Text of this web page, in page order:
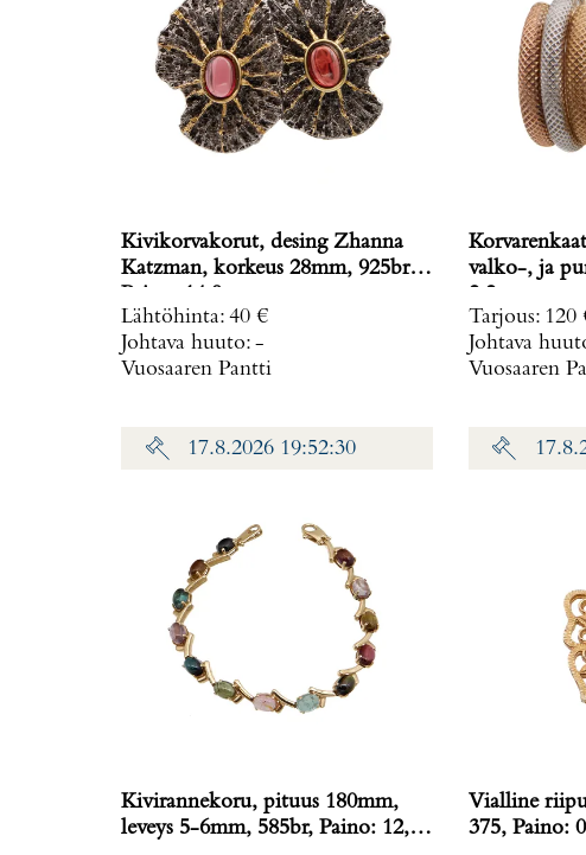
Kivikorvakorut, desing Zhanna
Katzman, korkeus 28mm, 925br,
Lähtöhinta: 40 €
Johtava huuto: -
Vuosaaren Pantti
valko-, ja
Tarjous: 120
Johtava
Vuosaaren
17.8.2026 19:52:30
Kivirannekoru, pituus 180mm,
leveys 5-6mm, 585br, Paino: 12,1
Vialline
375,